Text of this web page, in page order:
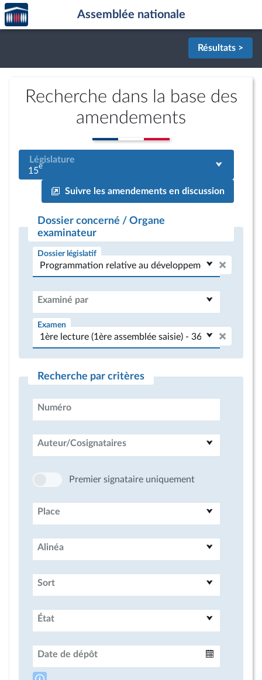
Aller au contenu
Aller en bas de la page
Accèder
à la
page
Assemblée nationale
Résultats >
Recherche dans la base des
amendements
Législature
15e
Suivre les amendements en discussion
Dossier concerné / Organe
examinateur
Dossier législatif
Examiné par
Examen
Recherche par critères
Numéro
Auteur/Cosignataires
Premier signataire uniquement
Place
Alinéa
Sort
État
Date de dépôt